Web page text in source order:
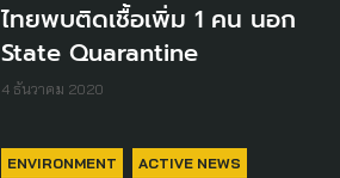
ไทยพบติดเชื้อเพิ่ม 1 คน นอก
State Quarantine
4 ธันวาคม 2020
ENVIRONMENT ACTIVE NEWS